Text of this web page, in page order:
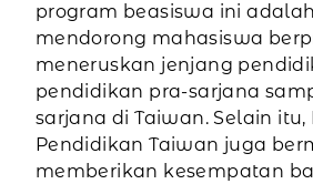
program beasiswa ini
mendorong mahasiswa
meneruskan jenjang
pendidikan pra-sarjana
sarjana di Taiwan. Selain
Pendidikan Taiwan juga
memberikan kesempatan